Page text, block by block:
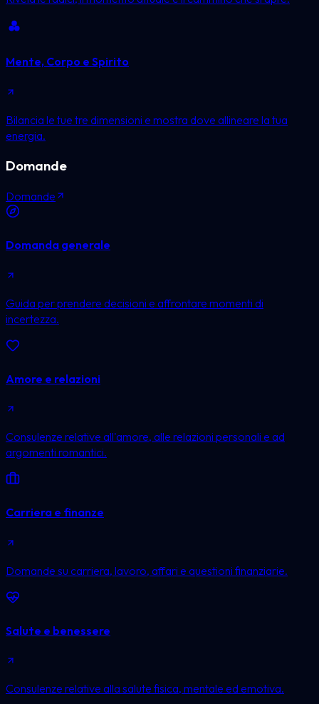
Mente, Corpo e Spirito
Bilancia le tue tre dimensioni e mostra dove allineare la tua
energia.
Domande
Domande
Domanda generale
Guida per prendere decisioni e affrontare momenti di
incertezza.
Amore e relazioni
Consulenze relative all'amore, alle relazioni personali e ad
argomenti romantici.
Carriera e finanze
Domande su carriera, lavoro, affari e questioni finanziarie.
Salute e benessere
Consulenze relative alla salute fisica, mentale ed emotiva.